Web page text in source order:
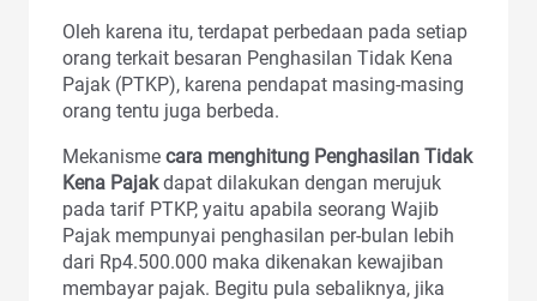
Oleh karena itu, terdapat perbedaan pada setiap
orang terkait besaran Penghasilan Tidak Kena
Pajak (PTKP), karena pendapat masing-masing
orang tentu juga berbeda.
Mekanisme cara menghitung Penghasilan Tidak
Kena Pajakdapat dilakukan dengan merujuk
pada tarif PTKP, yaitu apabila seorang Wajib
Pajak mempunyai penghasilan per-bulan lebih
dari Rp4.500.000 maka dikenakan kewajiban
membayar pajak. Begitu pula sebaliknya, jika